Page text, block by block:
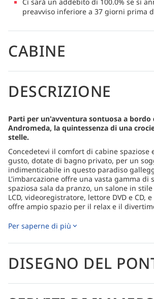
preavviso inferiore a 37 giorni prima
CABINE
DESCRIZIONE
Parti per un'avventura sontuosa a bordo
Andromeda, la quintessenza di una
stelle.
Concedetevi il comfort di cabine spaziose
gusto, dotate di bagno privato, per un
indimenticabile in questo paradiso
L'imbarcazione offre una vasta gamma di
spaziosa sala da pranzo, un salone in stile
LCD, videoregistratore, lettore DVD e CD,
offre ampio spazio per il relax e il
elegante e stabile e interni di alta qualità.
con film, riviste, libri di pesca, romanzi e
l'esperienza di bordo.
Per saperne di più
DISEGNO DEL